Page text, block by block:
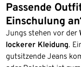
Passende
Einschulung
Jungs stehen vor der
lockerer Kleidung.
gutsitzende Jeans